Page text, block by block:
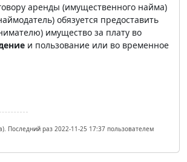
аренды (имущественного найма)
обязуется предоставить
имущество за плату во
и пользование или во временное
Последний раз 2022-11-25 17:37 пользователем